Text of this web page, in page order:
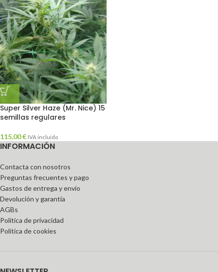
Super Silver Haze (Mr. Nice) 15
semillas regulares
115,00€ IVA incluido
INFORMACIÓN
Contacta con nosotros
Preguntas frecuentes y pago
Gastos de entrega y envío
Devolución y garantía
AGBs
Política de privacidad
Política de cookies